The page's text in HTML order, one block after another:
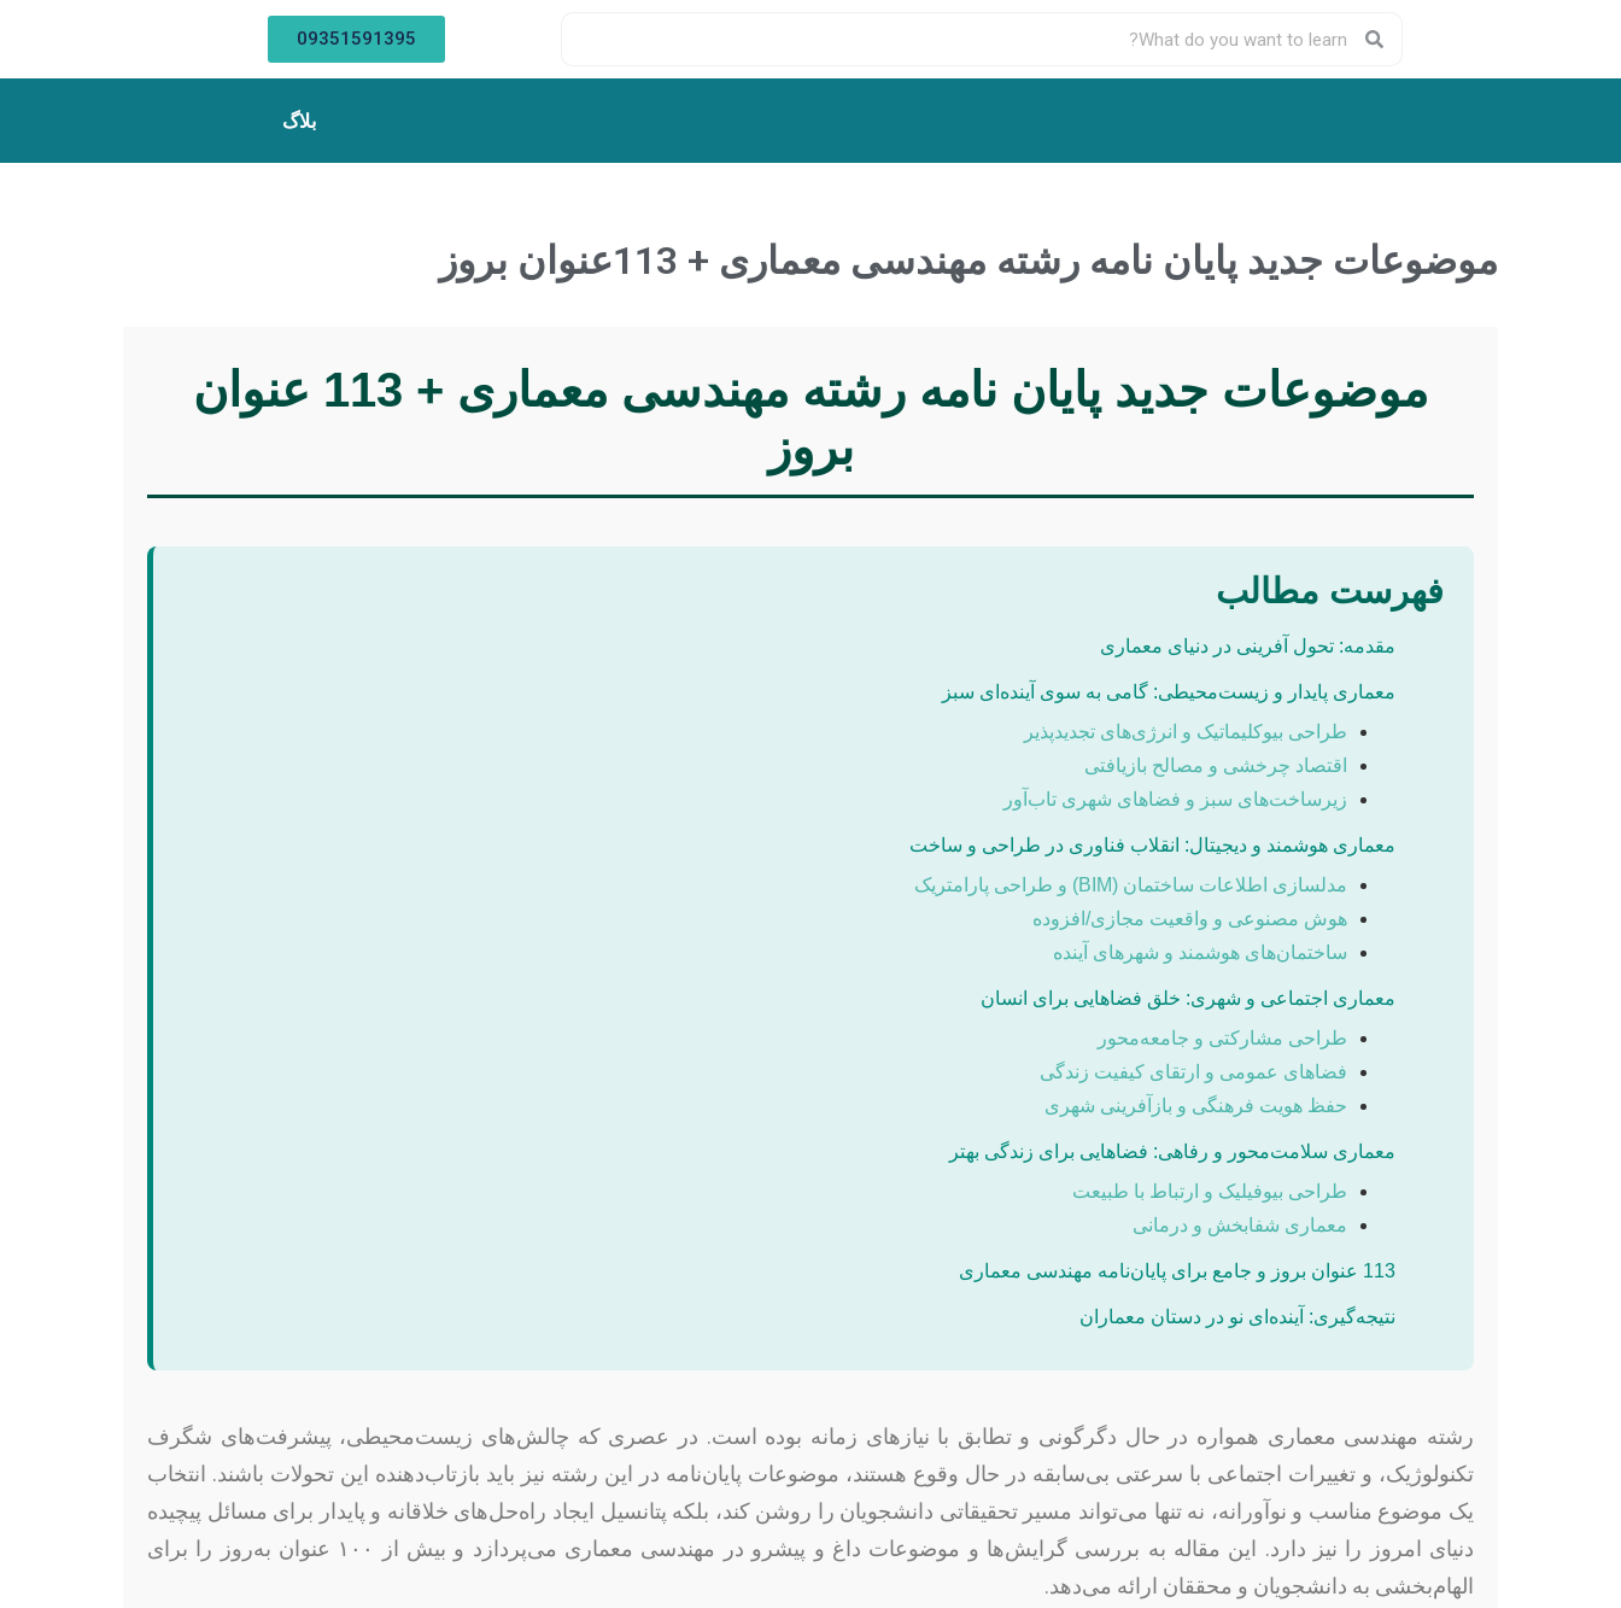
09351591395
بلاگ
موضوعات جدید پایان نامه رشته مهندسی معماری + 113عنوان بروز
موضوعات جدید پایان نامه رشته مهندسی معماری + 113 عنوان
بروز
فهرست مطالب
مقدمه: تحول آفرینی در دنیای معماری
معماری پایدار و زیست‌محیطی: گامی به سوی آینده‌ای سبز
طراحی بیوکلیماتیک و انرژی‌های تجدیدپذیر
اقتصاد چرخشی و مصالح بازیافتی
زیرساخت‌های سبز و فضاهای شهری تاب‌آور
معماری هوشمند و دیجیتال: انقلاب فناوری در طراحی و ساخت
مدلسازی اطلاعات ساختمان (BIM) و طراحی پارامتریک
هوش مصنوعی و واقعیت مجازی/افزوده
ساختمان‌های هوشمند و شهرهای آینده
معماری اجتماعی و شهری: خلق فضاهایی برای انسان
طراحی مشارکتی و جامعه‌محور
فضاهای عمومی و ارتقای کیفیت زندگی
حفظ هویت فرهنگی و بازآفرینی شهری
معماری سلامت‌محور و رفاهی: فضاهایی برای زندگی بهتر
طراحی بیوفیلیک و ارتباط با طبیعت
معماری شفابخش و درمانی
113 عنوان بروز و جامع برای پایان‌نامه مهندسی معماری
نتیجه‌گیری: آینده‌ای نو در دستان معماران
رشته مهندسی معماری همواره در حال دگرگونی و تطابق با نیازهای زمانه بوده است. در عصری که چالش‌های زیست‌محیطی، پیشرفت‌های شگرف
تکنولوژیک، و تغییرات اجتماعی با سرعتی بی‌سابقه در حال وقوع هستند، موضوعات پایان‌نامه در این رشته نیز باید بازتاب‌دهنده این تحولات باشند. انتخاب
یک موضوع مناسب و نوآورانه، نه تنها می‌تواند مسیر تحقیقاتی دانشجویان را روشن کند، بلکه پتانسیل ایجاد راه‌حل‌های خلاقانه و پایدار برای مسائل پیچیده
دنیای امروز را نیز دارد. این مقاله به بررسی گرایش‌ها و موضوعات داغ و پیشرو در مهندسی معماری می‌پردازد و بیش از ۱۰۰ عنوان به‌روز را برای
الهام‌بخشی به دانشجویان و محققان ارائه می‌دهد.